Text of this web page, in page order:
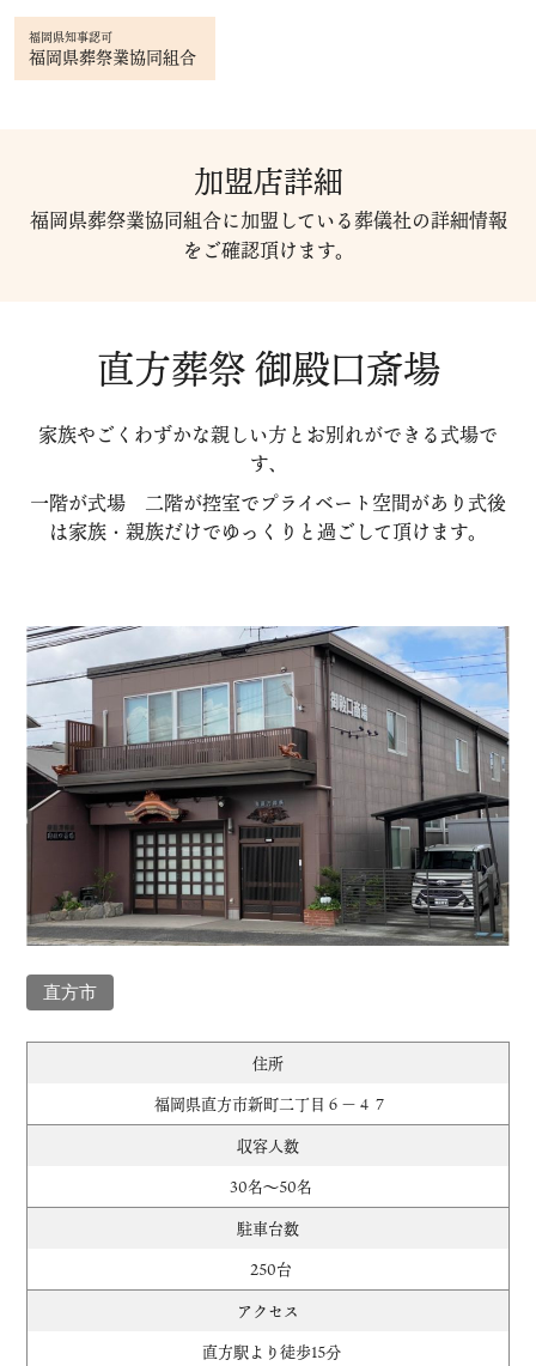
福岡県知事認可
福岡県葬祭業協同組合
加盟店詳細
福岡県葬祭業協同組合に加盟している葬儀社の詳細情報
をご確認頂けます。
直方葬祭 御殿口斎場
家族やごくわずかな親しい方とお別れができる式場で
す、
一階が式場 二階が控室でプライベート空間があり式後
は家族・親族だけでゆっくりと過ごして頂けます。
直方市
住所
福岡県直方市新町二丁目６－４７
収容人数
30名～50名
駐車台数
250台
アクセス
直方駅より徒歩15分